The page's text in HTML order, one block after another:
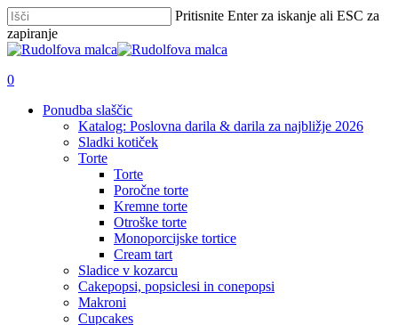
Skip
to
main
Pritisnite Enter za iskanje ali ESC za
zapiranje
Zapri
išči
account
0
Ponudba slaščic
Katalog: Poslovna darila & darila za najbližje 2026
Sladki kotiček
Torte
Torte
Poročne torte
Kremne torte
Otroške torte
Monoporcijske tortice
Cream tart
Sladice v kozarcu
Cakepopsi, popsiclesi in conepopsi
Makroni
Cupcakes